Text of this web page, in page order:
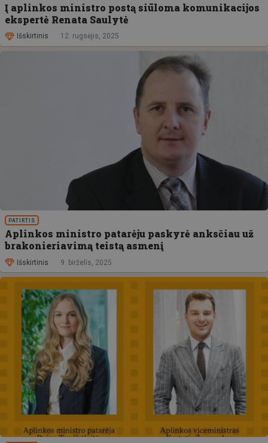
Į aplinkos ministro postą siūloma komunikacijos
ekspertė Renata Saulytė
Išskirtinis 12. rugsėjis, 2025
PATIRTIS
Aplinkos ministro patarėju paskyrė anksčiau už
brakonieriavimą teistą asmenį
Išskirtinis 9. birželis, 2025